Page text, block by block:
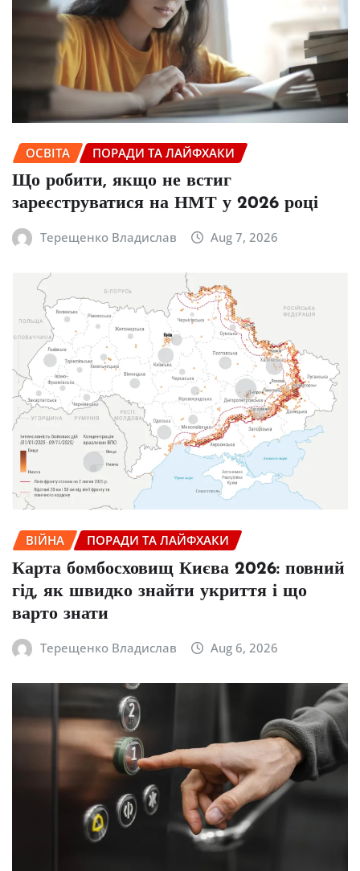
ОСВІТА ПОРАДИ ТА ЛАЙФХАКИ
Що робити, якщо не встиг
зареєструватися на НМТ у 2026 році
Терещенко Владислав Aug 7, 2026
ВІЙНА ПОРАДИ ТА ЛАЙФХАКИ
Карта бомбосховищ Києва 2026: повний
гід, як швидко знайти укриття і що
варто знати
Терещенко Владислав Aug 6, 2026